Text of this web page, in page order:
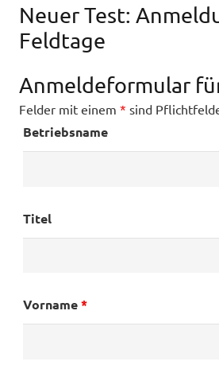
Neuer Test:
Feldtage
Anmeldeformular
Felder mit einem * sind
Betriebsname
Titel
Vorname*